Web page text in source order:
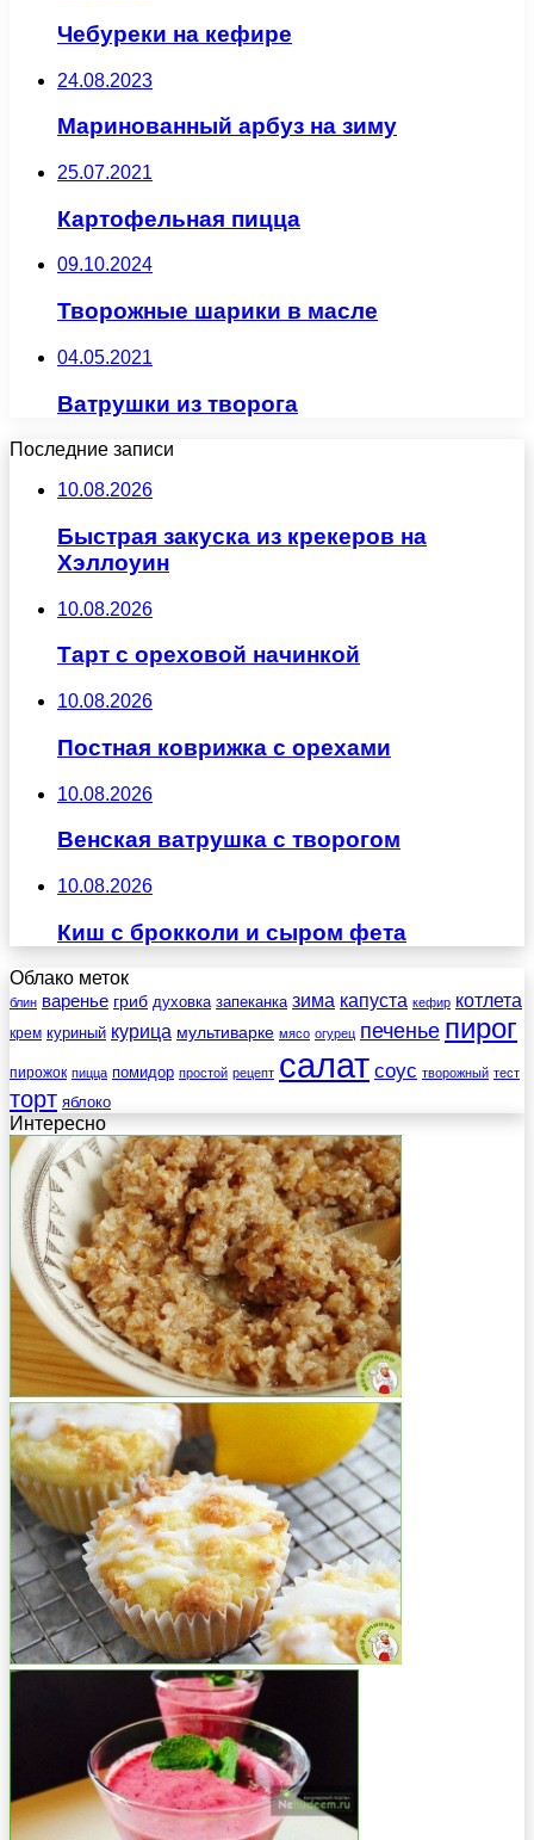
Чебуреки на кефире
24.08.2023
Маринованный арбуз на зиму
25.07.2021
Картофельная пицца
09.10.2024
Творожные шарики в масле
04.05.2021
Ватрушки из творога
Последние записи
10.08.2026
Быстрая закуска из крекеров на
Хэллоуин
10.08.2026
Тарт с ореховой начинкой
10.08.2026
Постная коврижка с орехами
10.08.2026
Венская ватрушка с творогом
10.08.2026
Киш с брокколи и сыром фета
Облако меток
блин варенье гриб духовка запеканка зима капуста кефир котлета
крем куриный курица мультиварке мясо огурец печенье пирог
пирожок пицца помидор простой рецепт салат соус творожный тест
торт яблоко
Интересно